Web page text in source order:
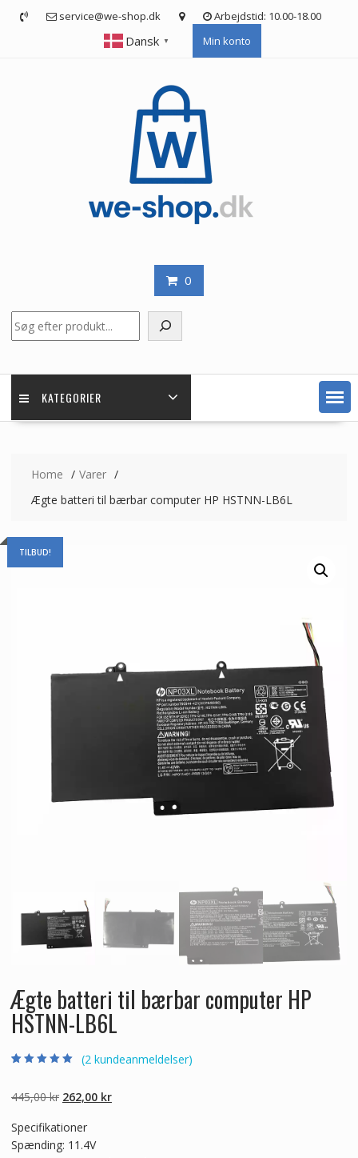
service@we-shop.dk Arbejdstid: 10.00-18.00
Dansk ▼ Min konto
0
KATEGORIER
Home
Varer
Ægte batteri til bærbar computer HP HSTNN-LB6L
TILBUD!
Ægte batteri til bærbar computer HP
HSTNN-LB6L
baseret på
kundebedømmel
(2 kundeanmeldelser)
445,00kr Den
pris
var:
262,00 krDen
Specifikationer
Spænding: 11.4V